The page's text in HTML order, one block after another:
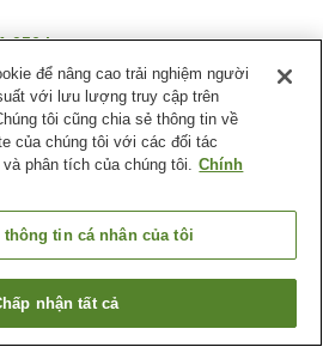
lượt
Spa / Salon
Lò vi sóng (dùng chung)
phố Tokyo
Quận Chiyoda
phòng trống
để nâng cao trải nghiệm người
với lưu lượng truy cập trên
tôi cũng chia sẻ thông tin về
của chúng tôi với các đối tác
phân tích của chúng tôi. Chính
thông tin cá nhân của tôi
nhận tất cả